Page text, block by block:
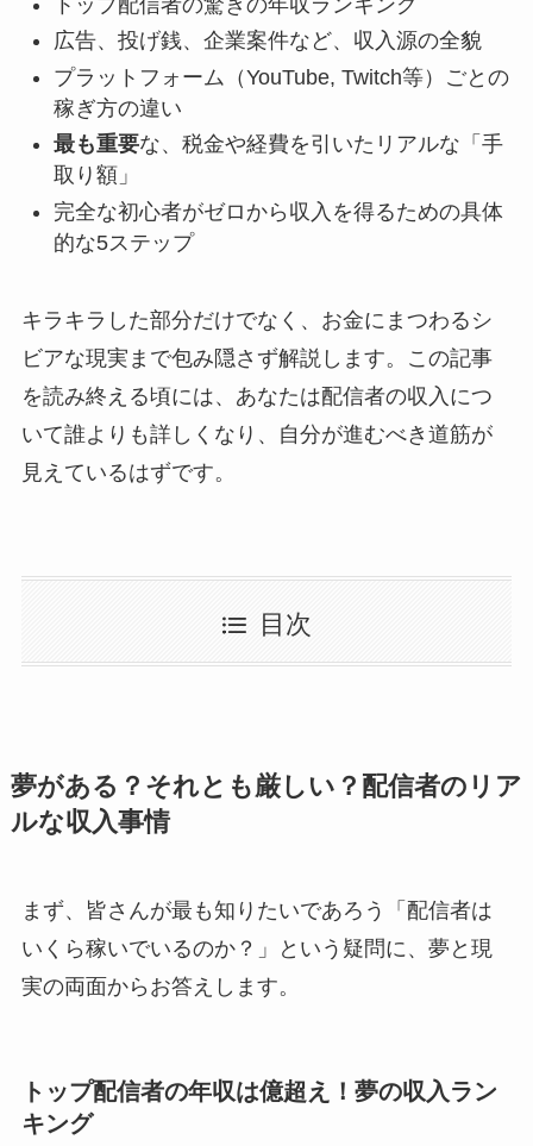
広告、投げ銭、企業案件など、収入源の全貌
プラットフォーム（YouTube, Twitch等）ごとの
稼ぎ方の違い
最も重要な、税金や経費を引いたリアルな「手
取り額」
完全な初心者がゼロから収入を得るための具体
的な5ステップ
キラキラした部分だけでなく、お金にまつわるシ
ビアな現実まで包み隠さず解説します。この記事
を読み終える頃には、あなたは配信者の収入につ
いて誰よりも詳しくなり、自分が進むべき道筋が
見えているはずです。
目次
夢がある？それとも厳しい？配信者のリア
ルな収入事情
まず、皆さんが最も知りたいであろう「配信者は
いくら稼いでいるのか？」という疑問に、夢と現
実の両面からお答えします。
トップ配信者の年収は億超え！夢の収入ラン
キング